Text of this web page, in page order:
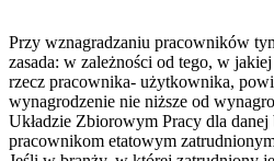
Przy wznagradzaniu pracowników
zasada: w zależności od tego, w
rzecz pracownika- użytkownika,
wynagrodzenie nie niższe od
Układzie Zbiorowym Pracy dla
pracownikom etatowym